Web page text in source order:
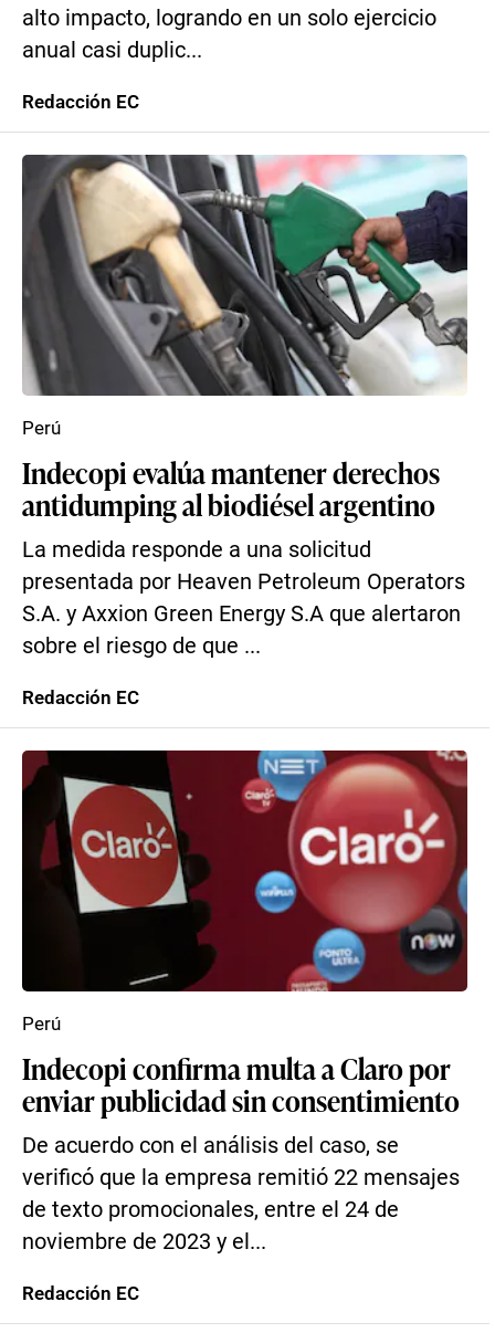
alto impacto, logrando en un solo ejercicio
anual casi duplic...
Redacción EC
Indecopi evalúa mantener derechos
antidumping al biodiésel argentino
La medida responde a una solicitud
presentada por Heaven Petroleum Operators
S.A. y Axxion Green Energy S.A que alertaron
sobre el riesgo de que ...
Perú
Redacción EC
Indecopi confirma multa a Claro por
enviar publicidad sin consentimiento
De acuerdo con el análisis del caso, se
verificó que la empresa remitió 22 mensajes
de texto promocionales, entre el 24 de
noviembre de 2023 y el...
Perú
Redacción EC